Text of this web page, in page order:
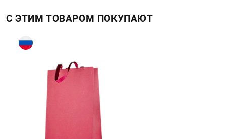
С ЭТИМ ТОВАРОМ ПОКУПАЮТ